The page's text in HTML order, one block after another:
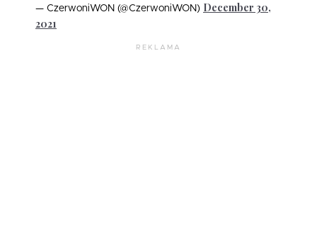
— CzerwoniWON (@CzerwoniWON) December 30,
2021
REKLAMA